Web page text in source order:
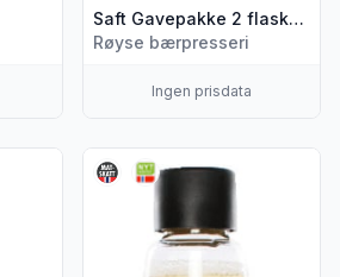
Saft Gavepakke 2 flaske Røyse
Røyse bærpresseri
Ingen prisdata
produktet "Jordbærsyltetøy 420g
Vis flere detaljer for